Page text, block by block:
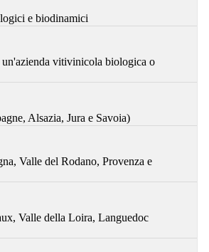
e biodinamici
un'azienda vitivinicola biologica o
Alsazia, Jura e Savoia)
Valle del Rodano, Provenza e
Valle della Loira, Languedoc